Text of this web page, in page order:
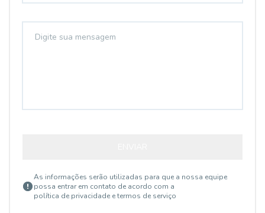
As informações serão utilizadas para que a nossa equipe
possa entrar em contato de acordo com a
política de privacidade e termos de serviço